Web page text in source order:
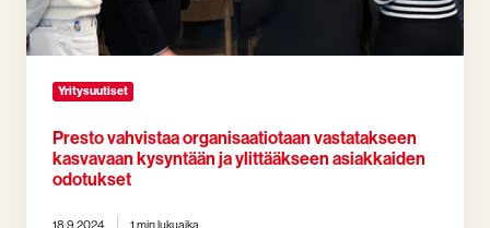
Yritysuutiset
Presto vahvistaa organisaatiotaan vastatakseen
kasvavaan kysyntään ja ylittääkseen asiakkaiden
odotukset
18.9.2024 1 min lukuaika